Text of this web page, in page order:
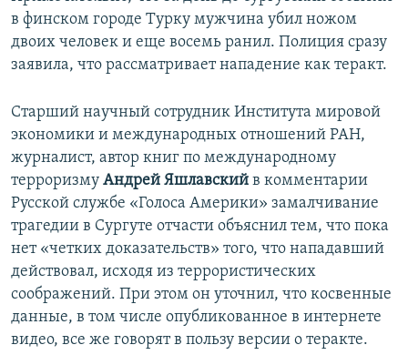
в финском городе Турку мужчина убил ножом
двоих человек и еще восемь ранил. Полиция сразу
заявила, что рассматривает нападение как теракт.
Старший научный сотрудник Института мировой
экономики и международных отношений РАН,
журналист, автор книг по международному
терроризму Андрей Яшлавский в комментарии
Русской службе «Голоса Америки» замалчивание
трагедии в Сургуте отчасти объяснил тем, что пока
нет «четких доказательств» того, что нападавший
действовал, исходя из террористических
соображений. При этом он уточнил, что косвенные
данные, в том числе опубликованное в интернете
видео, все же говорят в пользу версии о теракте.